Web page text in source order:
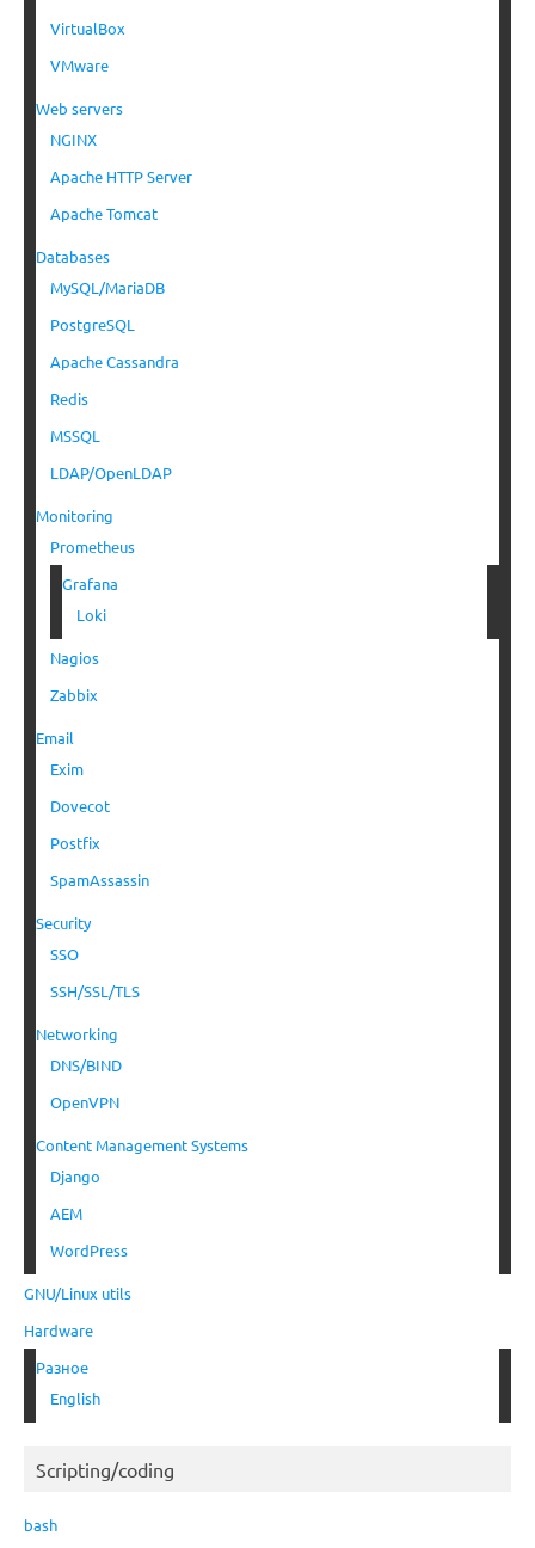
VirtualBox
VMware
Web servers
NGINX
Apache HTTP Server
Apache Tomcat
Databases
MySQL/MariaDB
PostgreSQL
Apache Cassandra
Redis
MSSQL
LDAP/OpenLDAP
Monitoring
Prometheus
Grafana
Loki
Nagios
Zabbix
Email
Exim
Dovecot
Postfix
SpamAssassin
Security
SSO
SSH/SSL/TLS
Networking
DNS/BIND
OpenVPN
Content Management Systems
Django
AEM
WordPress
GNU/Linux utils
Hardware
Разное
English
Scripting/coding
bash